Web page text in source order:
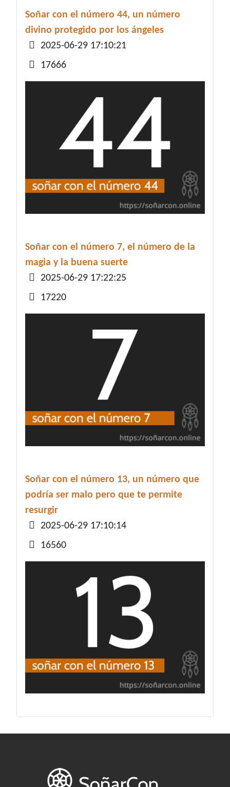
Soñar con el número 44, un número
divino protegido por los ángeles
Detalles
2025-06-29 17:10:21
17666
Soñar con el número 7, el número de la
magia y la buena suerte
Detalles
2025-06-29 17:22:25
17220
Soñar con el número 13, un número que
podría ser malo pero que te permite
resurgir
Detalles
2025-06-29 17:10:14
16560